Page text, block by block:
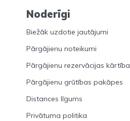
Noderīgi
Biežāk uzdotie jautājumi
Pārgājienu noteikumi
Pārgājienu rezervācijas kārtība
Pārgājienu grūtības pakāpes
Distances līgums
Privātuma politika